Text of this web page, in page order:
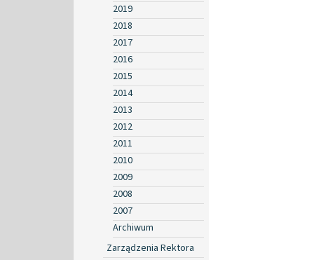
2019
2018
2017
2016
2015
2014
2013
2012
2011
2010
2009
2008
2007
Archiwum
Zarządzenia Rektora